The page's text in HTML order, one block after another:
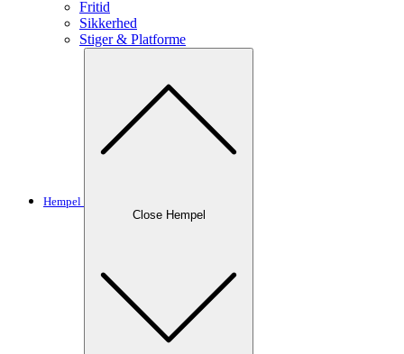
Fritid
Sikkerhed
Stiger & Platforme
Hempel
Close Hempel